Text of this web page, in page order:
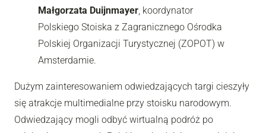
Małgorzata Duijnmayer, koordynator
Polskiego Stoiska z Zagranicznego Ośrodka
Polskiej Organizacji Turystycznej (ZOPOT) w
Amsterdamie.
Dużym zainteresowaniem odwiedzających targi cieszyły
się atrakcje multimedialne przy stoisku narodowym.
Odwiedzający mogli odbyć wirtualną podróż po